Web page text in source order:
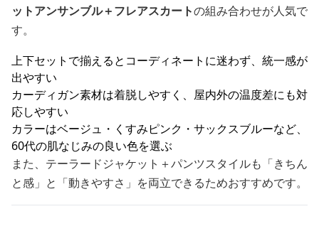
ットアンサンブル＋フレアスカートの組み合わせが人気で
す。
上下セットで揃えるとコーディネートに迷わず、統一感が
出やすい
カーディガン素材は着脱しやすく、屋内外の温度差にも対
応しやすい
カラーはベージュ・くすみピンク・サックスブルーなど、
60代の肌なじみの良い色を選ぶ
また、テーラードジャケット＋パンツスタイルも「きちん
と感」と「動きやすさ」を両立できるためおすすめです。